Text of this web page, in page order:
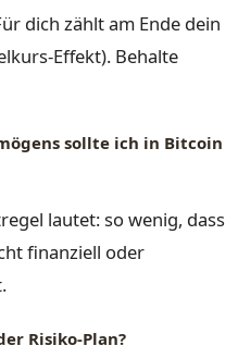
dich zählt am Ende dein
Effekt). Behalte
sollte ich in Bitcoin
lautet: so wenig, dass
finanziell oder
Risiko-Plan?